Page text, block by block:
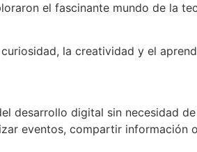
el fascinante mundo de la
la creatividad y el
desarrollo digital sin necesidad
eventos, compartir información